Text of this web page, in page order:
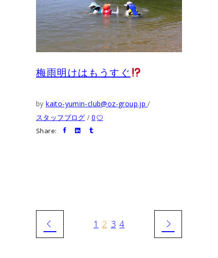
梅雨明けはもうすぐ
bykaito-yumin-club@oz-group.jp
スタッフブログ
0
Share:
1 2 3 4